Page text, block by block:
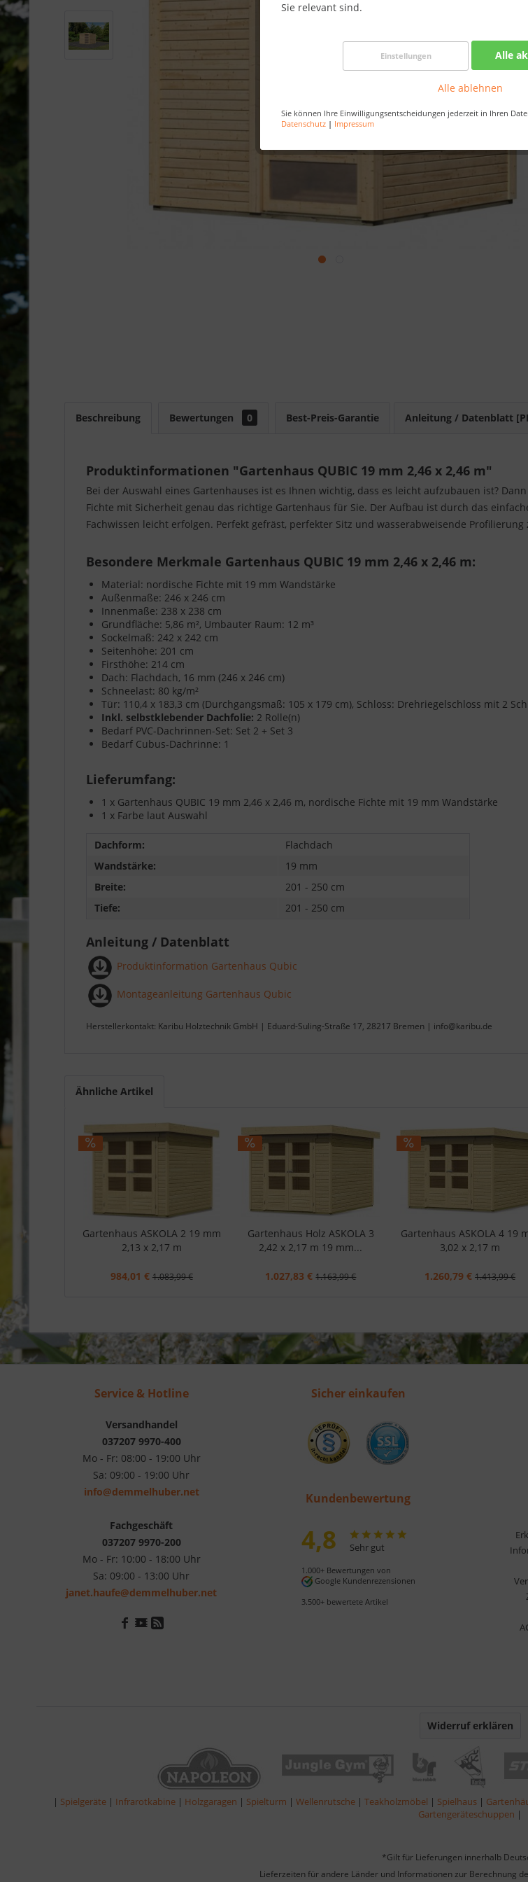
Sie relevant sind.
Einstellungen Alle
Alle ablehnen
Sie können Ihre Einwilligungsentscheidungen jederzeit in Ihren
Datenschutz | Impressum
Beschreibung Bewertungen 0 Best-Preis-Garantie Anleitung / Datenblatt
Produktinformationen "Gartenhaus QUBIC 19 mm 2,46 x 2,46 m"
Bei der Auswahl eines Gartenhauses ist es Ihnen wichtig, dass es leicht aufzubauen ist?
Fichte mit Sicherheit genau das richtige Gartenhaus für Sie. Der Aufbau ist durch das
Fachwissen leicht erfolgen. Perfekt gefräst, perfekter Sitz und wasserabweisende Profilierung
Besondere Merkmale Gartenhaus QUBIC 19 mm 2,46 x 2,46 m:
Material: nordische Fichte mit 19 mm Wandstärke
Außenmaße: 246 x 246 cm
Innenmaße: 238 x 238 cm
Grundfläche: 5,86 m², Umbauter Raum: 12 m³
Sockelmaß: 242 x 242 cm
Seitenhöhe: 201 cm
Firsthöhe: 214 cm
Dach: Flachdach, 16 mm (246 x 246 cm)
Schneelast: 80 kg/m²
Tür: 110,4 x 183,3 cm (Durchgangsmaß: 105 x 179 cm), Schloss: Drehriegelschloss mit 2
Inkl. selbstklebender Dachfolie: 2 Rolle(n)
Bedarf PVC-Dachrinnen-Set: Set 2 + Set 3
Bedarf Cubus-Dachrinne: 1
Lieferumfang:
1 x Gartenhaus QUBIC 19 mm 2,46 x 2,46 m, nordische Fichte mit 19 mm Wandstärke
1 x Farbe laut Auswahl
Dachform:
Flachdach
Wandstärke:
19 mm
Breite:
201 - 250 cm
Tiefe:
201 - 250 cm
Anleitung / Datenblatt
Produktinformation Gartenhaus Qubic
Montageanleitung Gartenhaus Qubic
Herstellerkontakt: Karibu Holztechnik GmbH | Eduard-Suling-Straße 17, 28217 Bremen | info@karibu.de
Ähnliche Artikel
Gartenhaus ASKOLA 2 19 mm
2,13 x 2,17 m
984,01 € 1.083,99 €
Gartenhaus Holz ASKOLA 3
2,42 x 2,17 m 19 mm...
1.027,83 € 1.163,99 €
Gartenhaus ASKOLA 4 19
3,02 x 2,17 m
1.260,79 € 1.413,99 €
Service & Hotline
Versandhandel
037207 9970-400
Mo - Fr: 08:00 - 19:00 Uhr
Sa: 09:00 - 19:00 Uhr
info@demmelhuber.net
Fachgeschäft
037207 9970-200
Mo - Fr: 10:00 - 18:00 Uhr
Sa: 09:00 - 13:00 Uhr
janet.haufe@demmelhuber.net
Sicher einkaufen
Kundenbewertung
4,8 Sehr gut
1.000+ Bewertungen von
Google Kundenrezensionen
3.500+ bewertete Artikel
Widerruf erklären
| Spielgeräte | Infrarotkabine | Holzgaragen | Spielturm | Wellenrutsche | Teakholzmöbel | Spielhaus |
Gartengeräteschuppen |
*Gilt für Lieferungen innerhalb
Lieferzeiten für andere Länder und Informationen zur Berechnung